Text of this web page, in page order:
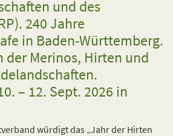
und des
240 Jahre
in Baden-Württemberg.
der Merinos, Hirten und
– 12. Sept. 2026 in
würdigt das „Jahr der Hirten